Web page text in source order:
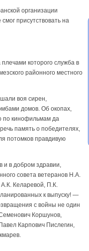
организации
присутствовать на
которого служба в
районного местного
воя сирен,
домов. Об окопах,
по кинофильмам да
память о победителях,
потомков правдивую
и в добром здравии,
совета ветеранов Н.А.
Келаревой, П.К.
к выпуску! —
с войны не один
Коршунов,
Карпович Пислегин,